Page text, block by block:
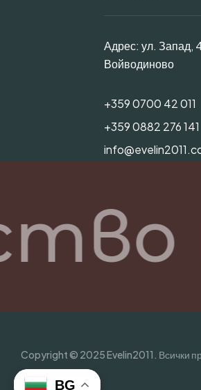
Адрес: ул. Запад,
Войводиново
+359 0700 42 011
+359 0882 276 141
Copyright © 2025 Evelin2011. Всички
BG